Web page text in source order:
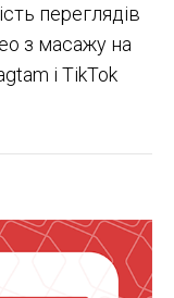
переглядів
з масажу на
i TikTok